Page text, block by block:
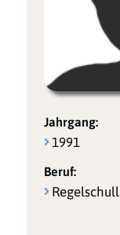
Jahrgang:
1991
Beruf: